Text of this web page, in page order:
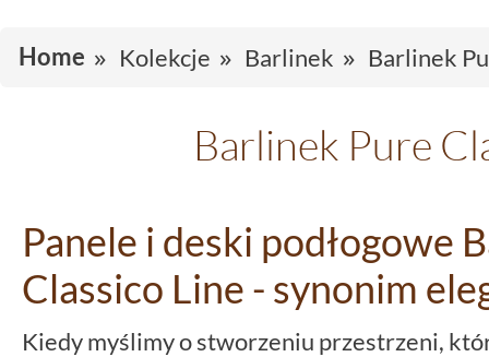
Home Kolekcje Barlinek Barlinek
Barlinek Pure
Panele i deski podłogowe
Classico Line - synonim
Kiedy myślimy o stworzeniu przestrzeni,